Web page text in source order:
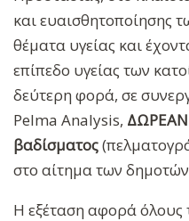
και ευαισθητοποίησης
θέματα υγείας και
επίπεδο υγείας των
δεύτερη φορά, σε
Pelma Analysis, ΔΩΡΕΑΝ
βαδίσματος
στο αίτημα των
Η εξέταση αφορά όλους